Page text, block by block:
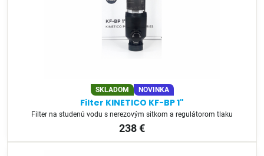
SKLADOM NOVINKA
Filter KINETICO KF-BP 1"
Filter na studenú vodu s nerezovým sitkom a regulátorom tlaku
238 €